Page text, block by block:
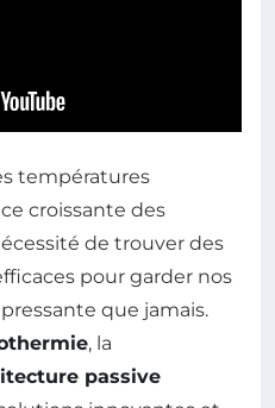
températures
croissante des
de trouver des
pour garder nos
que jamais.
, la
passive